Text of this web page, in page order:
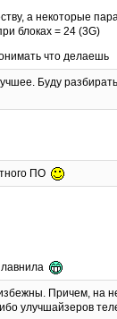
а некоторые
блоках = 24 (3G)
что делаешь
Буду
ПО
Причем, на
улучшайзеров